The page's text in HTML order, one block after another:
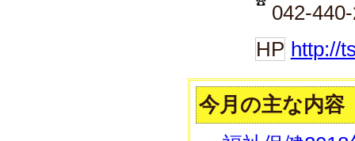
042-
HP http://
今月の主な内容